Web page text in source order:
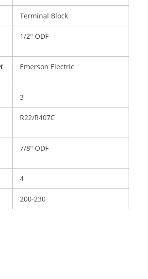
Terminal Block
1/2" ODF
Emerson Electric
3
R22/R407C
7/8" ODF
4
200-230